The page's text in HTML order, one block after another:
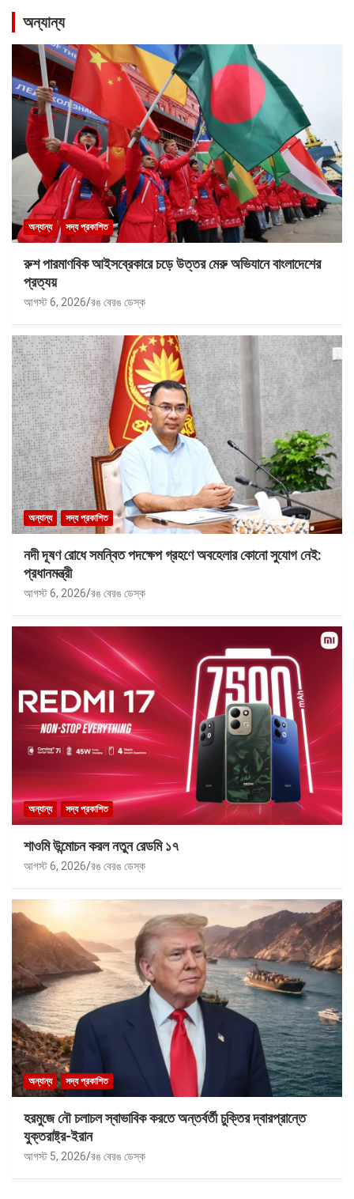
অন্যান্য
অন্যান্য সদ্য প্রকাশিত
রুশ পারমাণবিক আইসব্রেকারে চড়ে উত্তর মেরু অভিযানে বাংলাদেশের
প্রত্যয়
আগস্ট 6, 2026 রঙ বেরঙ ডেস্ক
অন্যান্য সদ্য প্রকাশিত
নদী দূষণ রোধে সমন্বিত পদক্ষেপ গ্রহণে অবহেলার কোনো সুযোগ নেই:
প্রধানমন্ত্রী
আগস্ট 6, 2026 রঙ বেরঙ ডেস্ক
অন্যান্য সদ্য প্রকাশিত
শাওমি উন্মোচন করল নতুন রেডমি ১৭
আগস্ট 6, 2026 রঙ বেরঙ ডেস্ক
অন্যান্য সদ্য প্রকাশিত
হরমুজে নৌ চলাচল স্বাভাবিক করতে অন্তর্বর্তী চুক্তির দ্বারপ্রান্তে
যুক্তরাষ্ট্র-ইরান
আগস্ট 5, 2026 রঙ বেরঙ ডেস্ক